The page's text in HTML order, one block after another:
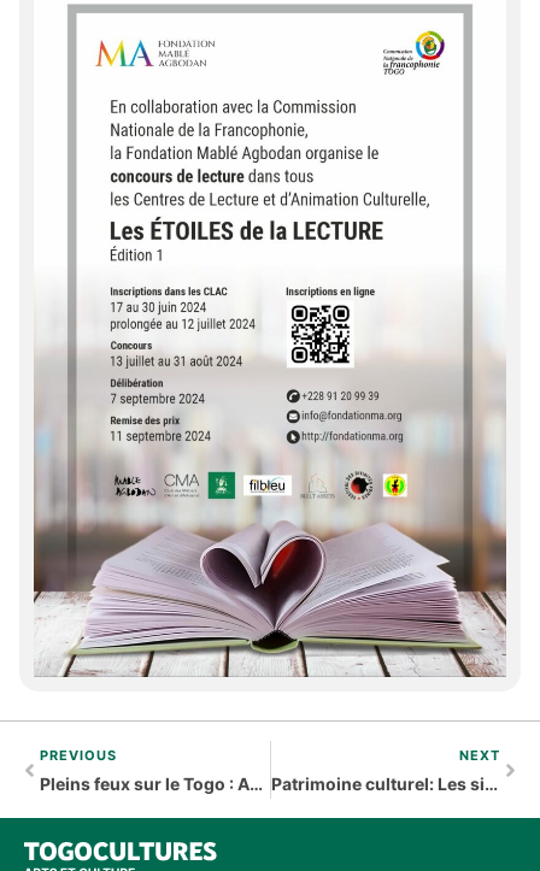
PREVIOUS
Pleins feux sur le Togo : Anne-Marie Djondo-Oberlé révèle le Togo
NEXT
Patrimoine culturel: Les sites et monuments historiques